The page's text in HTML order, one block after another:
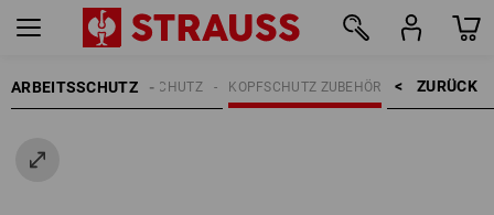
ARBEITSSCHUTZ ZURÜCK    >
KOPFSCHUTZ ZUBEHÖR
KOPFSCHUTZ